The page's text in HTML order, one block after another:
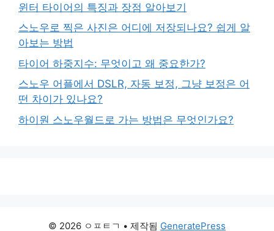
윈터 타이어의 특징과 장점 알아보기
스노우로 찍은 사진은 어디에 저장되나요? 쉽게 알
아보는 방법
타이어 하중지수: 무엇이고 왜 중요한가?
스노우 어플에서 DSLR, 자동 보정, 그냥 보정은 어
떤 차이가 있나요?
하이원 스노우월드로 가는 방법은 무엇인가요?
© 2026 ㅇㅍㅌㄱ • 제작됨 GeneratePress